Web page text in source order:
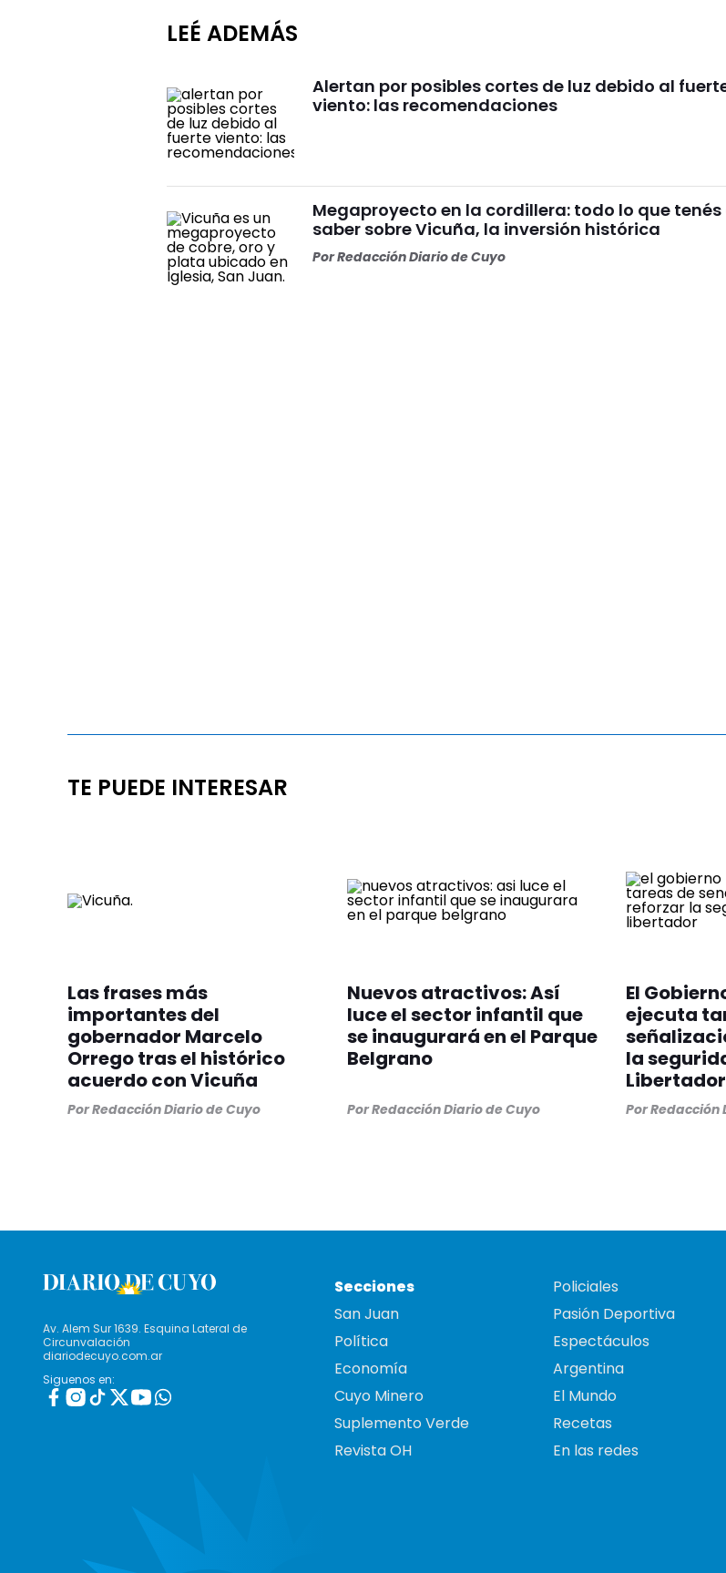
LEÉ ADEMÁS
Alertan por posibles cortes de luz debido al
viento: las recomendaciones
Megaproyecto en la cordillera: todo lo que tenés
saber sobre Vicuña, la inversión histórica
PorRedacción Diario de Cuyo
TE PUEDE INTERESAR
Las frases más
importantes del
gobernador Marcelo
Orrego tras el histórico
acuerdo con Vicuña
PorRedacción Diario de Cuyo
Nuevos atractivos: Así
luce el sector infantil que
se inaugurará en el Parque
Belgrano
PorRedacción Diario de Cuyo
El
ejecuta
la
Libertador
PorRedacción
Av. Alem Sur 1639. Esquina Lateral de
Circunvalación
diariodecuyo.com.ar
Siguenos en:
Secciones
San Juan
Política
Economía
Cuyo Minero
Suplemento Verde
Revista OH
Policiales
Pasión Deportiva
Espectáculos
Argentina
El Mundo
Recetas
En las redes